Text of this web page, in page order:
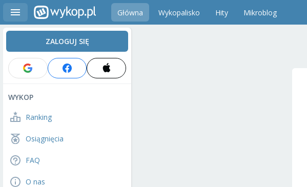
Główna Wykopalisko Hity Mikroblog
ZALOGUJ SIĘ
WYKOP
Ranking
Osiągnięcia
FAQ
O nas